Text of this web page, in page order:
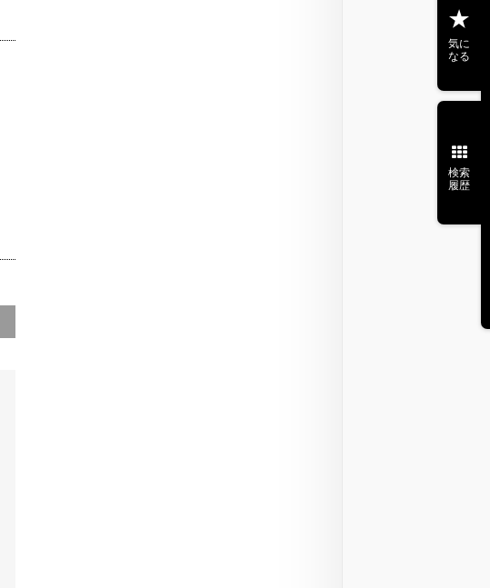
気に
なる
検索
履歴